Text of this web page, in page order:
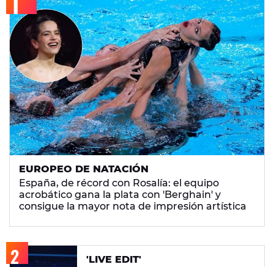
EUROPEO DE NATACIÓN
España, de récord con Rosalía: el equipo
acrobático gana la plata con 'Berghain' y
consigue la mayor nota de impresión artística
'LIVE EDIT'